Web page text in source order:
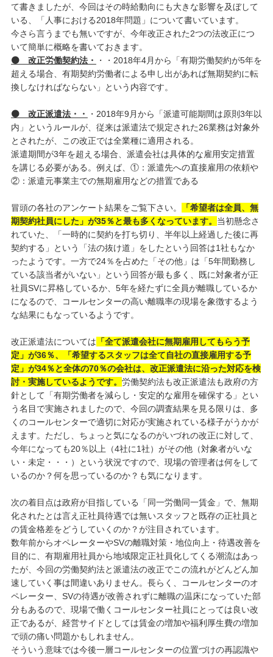
て書きましたが、今回はその時給動向にも大きな影響を及ぼして
いる、「人事における2018年問題」について書いています。
今さら言うまでも無いですが、今年改正された2つの法改正につ
いて簡単に概略を書いておきます。
⚫ 改正労働契約法・
・・2018年4月から「有期労働契約が5年を
超える場合、有期契約労働者による申し出があれば無期契約に転
換しなければならない」という内容です。
⚫ 改正派遣法・・
・2018年9月から「派遣可能期間は原則3年以
内」というルールが、従来は派遣法で規定された26業務は対象外
とされたが、この改正では全業種に適用される。
派遣期間が3年を超える場合、派遣会社は具体的な雇用安定措置
を講じる必要がある。例えば、①：派遣先への直接雇用の依頼や
②：派遣元事業主での無期雇用などの措置である
冒頭の各社のアンケート結果をご覧下さい。
「希望者は全員、無
期契約社員にした」が35％と最も多くなっています。 当初懸念さ
れていた、「一時的に契約を打ち切り、半年以上経過した後に再
契約する」という「法の抜け道」をしたという回答は1社もなか
ったようです。一方で24％を占めた「その他」は「5年間勤務し
ている該当者がいない」という回答が最も多く、既に対象者が正
社員SVに昇格しているか、5年を経たずに全員が離職しているか
になるので、コールセンターの高い離職率の現場を象徴するよう
な結果にもなっているようです。
改正派遣法については 「全て派遣会社に無期雇用してもらう予
定」が36％、「希望するスタッフは全て自社の直接雇用する予
定」が34％と全体の70％の会社は、改正派遣法に沿った対応を検
討・実施しているようです。 労働契約法も改正派遣法も政府の方
針として「有期労働者を減らし・安定的な雇用を確保する」とい
う名目で実施されましたので、今回の調査結果を見る限りは、多
くのコールセンターで適切に対応が実施されている様子がうかが
えます。ただし、ちょっと気になるのがいづれの改正に対して、
今年になっても20％以上（4社に1社）がその他（対象者がいな
い・未定・・・）という状況ですので、現場の管理者は何をして
いるのか？何を思っているのか？も気になります。
次の着目点は政府が目指している「同一労働同一賃金」で、無期
化されたとは言え正社員待遇では無いスタッフと既存の正社員と
の賃金格差をどうしていくのか？が注目されています。
数年前からオペレーターやSVの離職対策・地位向上・待遇改善を
目的に、有期雇用社員から地域限定正社員化してくる潮流はあっ
たが、今回の労働契約法と派遣法の改正でこの流れがどんどん加
速していく事は間違いありません。長らく、コールセンターのオ
ペレーター、SVの待遇が改善されずに離職の温床になっていた部
分もあるので、現場で働くコールセンター社員にとっては良い改
正であるが、経営サイドとしては賃金の増加や福利厚生費の増加
で頭の痛い問題かもしれません。
そういう意味では今後一層コールセンターの位置づけの再認識や